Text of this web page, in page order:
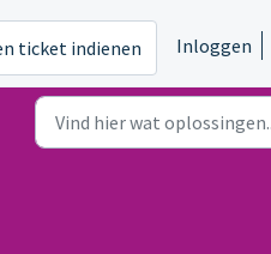
ticket indienen Inloggen